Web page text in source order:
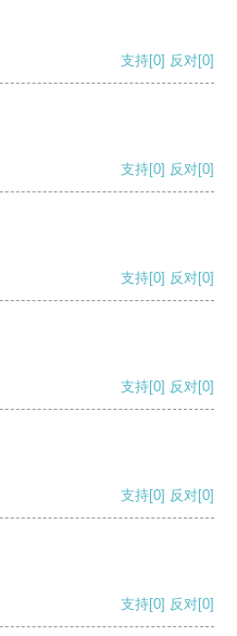
支持[0] 反对[0]
支持[0] 反对[0]
支持[0] 反对[0]
支持[0] 反对[0]
支持[0] 反对[0]
支持[0] 反对[0]